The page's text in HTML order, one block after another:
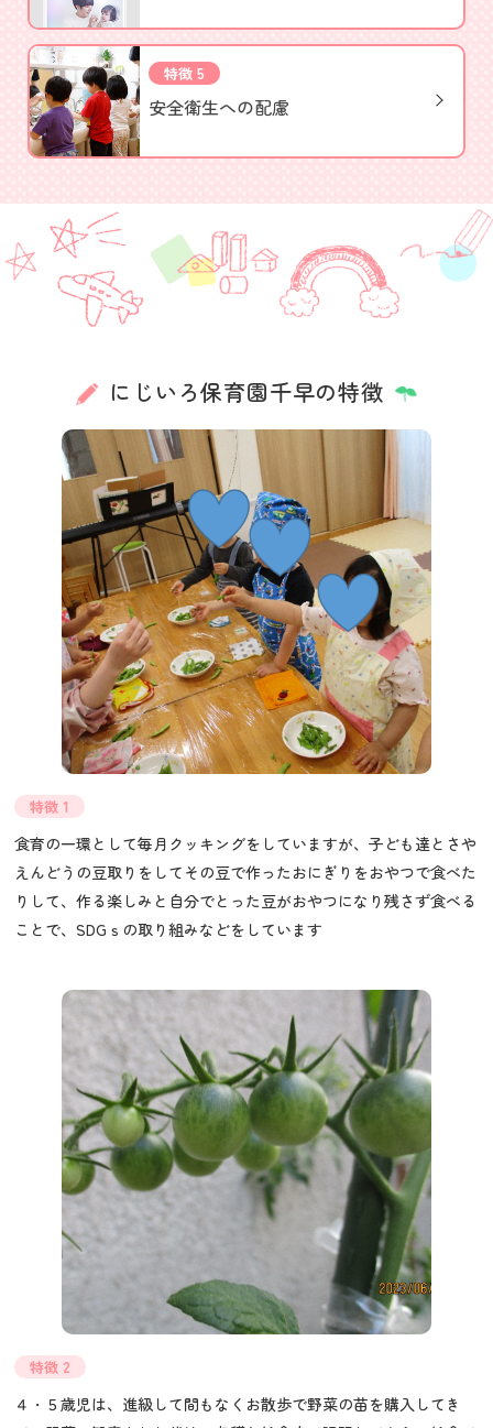
特徴 5
安全衛生への配慮
にじいろ保育園千早の特徴
特徴 1
食育の一環として毎月クッキングをしていますが、子ども達とさや
えんどうの豆取りをしてその豆で作ったおにぎりをおやつで食べた
りして、作る楽しみと自分でとった豆がおやつになり残さず食べる
ことで、SDGｓの取り組みなどをしています
特徴 2
４・５歳児は、進級して間もなくお散歩で野菜の苗を購入してき